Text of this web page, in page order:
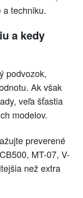
a techniku.
a kedy
podvozok,
Ak však
veľa šťastia
modelov.
preverené
MT-07, V-
než extra